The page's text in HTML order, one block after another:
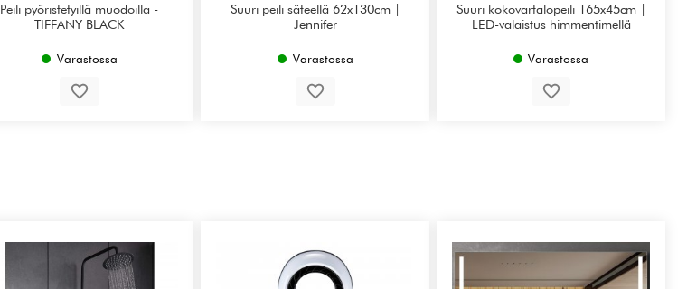
Peili pyöristetyillä muodoilla -
TIFFANY BLACK
Varastossa
Suuri peili säteellä 62x130cm |
Jennifer
Varastossa
Suuri kokovartalopeili 165x45cm |
LED-valaistus himmentimellä
Varastossa